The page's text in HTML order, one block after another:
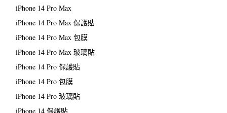
iPhone 14 Pro Max
iPhone 14 Pro Max 保護貼
iPhone 14 Pro Max 包膜
iPhone 14 Pro Max 玻璃貼
iPhone 14 Pro 保護貼
iPhone 14 Pro 包膜
iPhone 14 Pro 玻璃貼
iPhone 14 保護貼